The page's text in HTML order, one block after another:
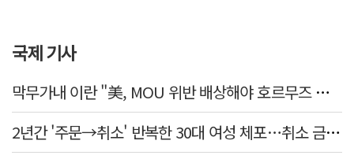
국제 기사
막무가내 이란 "美, MOU 위반 배상해야 호르무즈 재개방"
2년간 '주문→취소' 반복한 30대 여성 체포…취소 금액만 400억 원